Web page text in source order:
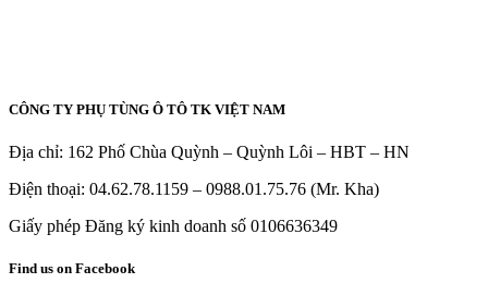
CÔNG TY PHỤ TÙNG Ô TÔ TK VIỆT NAM
Địa chỉ: 162 Phố Chùa Quỳnh – Quỳnh Lôi – HBT – HN
Điện thoại: 04.62.78.1159 – 0988.01.75.76 (Mr. Kha)
Giấy phép Đăng ký kinh doanh số 0106636349
Find us on Facebook